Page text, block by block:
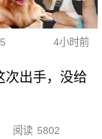
4小时前
次出手，没给
阅读 5802